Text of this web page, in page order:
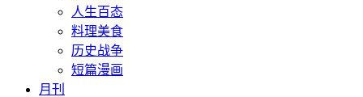
人生百态
料理美食
历史战争
短篇漫画
月刊